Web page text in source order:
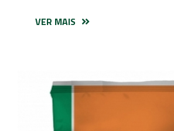
VER MAIS